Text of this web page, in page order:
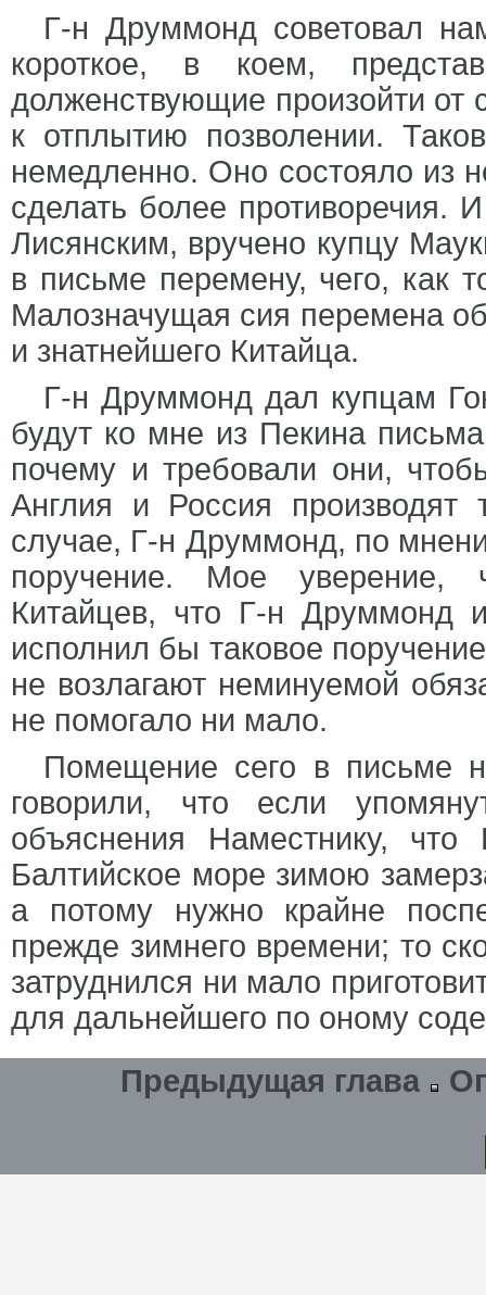
Г-н Друммонд советовал
короткое, в коем,
долженствующие произойти от
к отплытию позволении.
немедленно. Оно состояло из
сделать более противоречия.
Лисянским, вручено купцу
в письме перемену, чего, как
Малозначущая сия перемена
и знатнейшего Китайца.
Г-н Друммонд дал купцам
будут ко мне из Пекина
почему и требовали они,
Англия и Россия
случае, Г-н Друммонд, по
поручение. Мое уверение,
Китайцев, что Г-н Друммонд
исполнил бы таковое
не возлагают неминуемой
не помогало ни мало.
Помещение сего в письме
говорили, что если
объяснения Наместнику,
Балтийское море зимою
а потому нужно крайне
прежде зимнего времени; то
затруднился ни мало
для дальнейшего по оному
Предыдущая глава